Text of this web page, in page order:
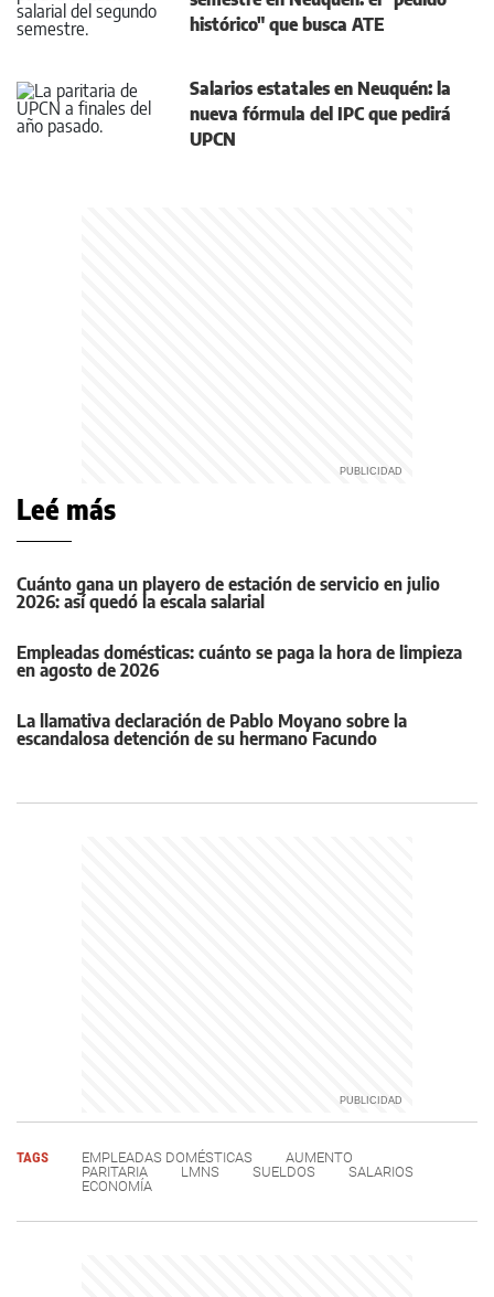
histórico" que busca ATE
Salarios estatales en Neuquén: la
nueva fórmula del IPC que pedirá
UPCN
Leé más
Cuánto gana un playero de estación de servicio en julio
2026: así quedó la escala salarial
Empleadas domésticas: cuánto se paga la hora de limpieza
en agosto de 2026
La llamativa declaración de Pablo Moyano sobre la
escandalosa detención de su hermano Facundo
TAGS EMPLEADAS DOMÉSTICAS
AUMENTO
PARITARIA
LMNS SUELDOS
SALARIOS
ECONOMÍA